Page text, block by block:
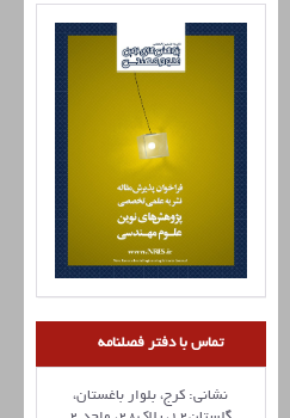
تماس با دفتر فصلنامه
نشانی: کرج، بلوار باغستان،